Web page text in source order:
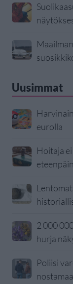
Uusimmat
eurolla
Hoitaja
2 000
hurja
Poliisi